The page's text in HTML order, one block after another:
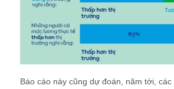
Báo cáo này cũng dự đoán, năm tới,